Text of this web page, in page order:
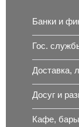
Банки и
Гос.
Доставка,
Досуг и
Кафе,